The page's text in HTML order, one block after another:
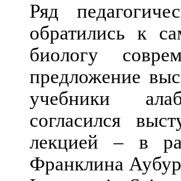
Ряд
обратились к
биологу
предложение
учебники
согласился
лекцией – в
Франклина